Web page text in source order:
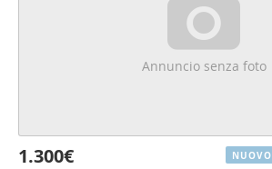
Annuncio senza foto
1.300€ NUOVO